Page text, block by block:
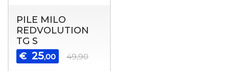
PILE MILO
REDVOLUTION
TG S
€ 25,00 49,90